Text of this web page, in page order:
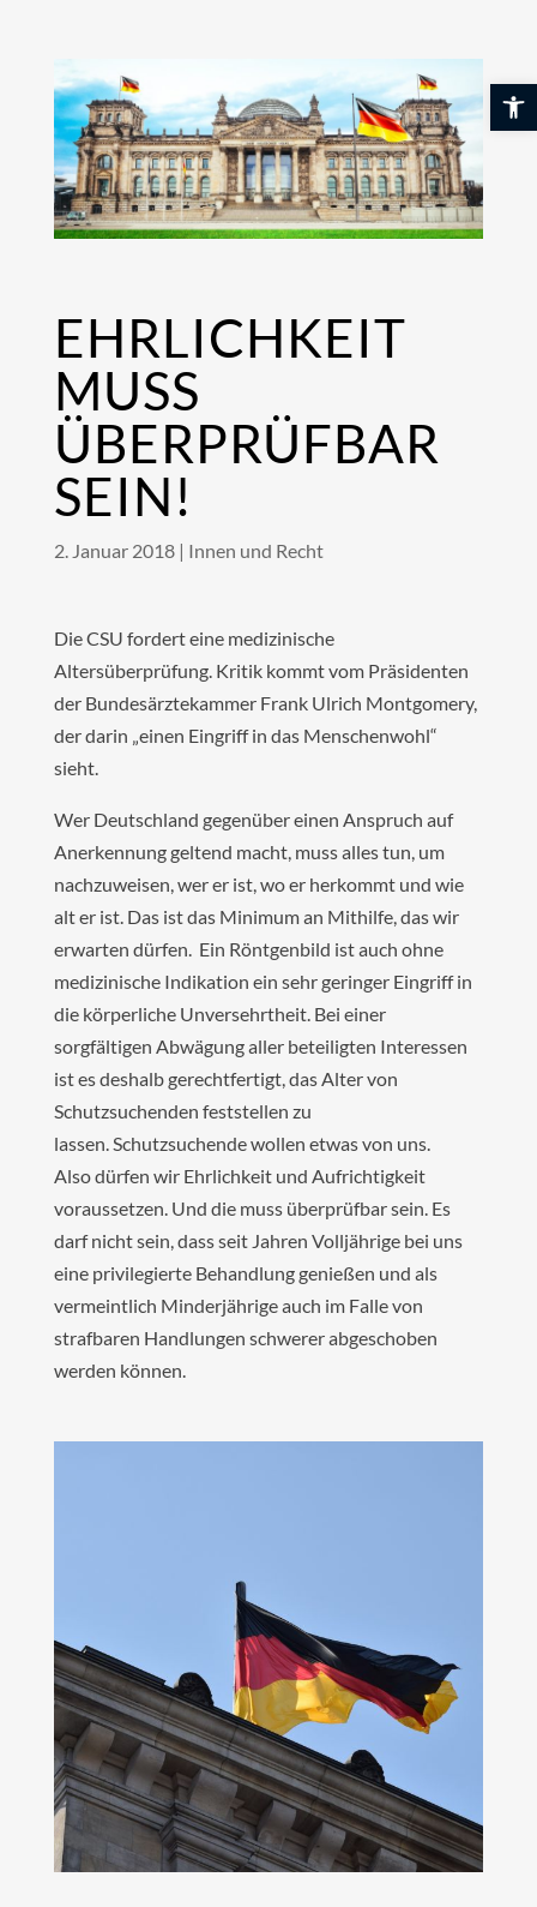
EHRLICHKEIT
MUSS
ÜBERPRÜFBAR
SEIN!
2. Januar 2018| Innen und Recht
Die CSU fordert eine medizinische
Altersüberprüfung. Kritik kommt vom Präsidenten
der Bundesärztekammer Frank Ulrich Montgomery,
der darin „einen Eingriff in das Menschenwohl“
sieht.
Wer Deutschland gegenüber einen Anspruch auf
Anerkennung geltend macht, muss alles tun, um
nachzuweisen, wer er ist, wo er herkommt und wie
alt er ist. Das ist das Minimum an Mithilfe, das wir
erwarten dürfen. Ein Röntgenbild ist auch ohne
medizinische Indikation ein sehr geringer Eingriff in
die körperliche Unversehrtheit. Bei einer
sorgfältigen Abwägung aller beteiligten Interessen
ist es deshalb gerechtfertigt, das Alter von
Schutzsuchenden feststellen zu
lassen. Schutzsuchende wollen etwas von uns.
Also dürfen wir Ehrlichkeit und Aufrichtigkeit
voraussetzen. Und die muss überprüfbar sein. Es
darf nicht sein, dass seit Jahren Volljährige bei uns
eine privilegierte Behandlung genießen und als
vermeintlich Minderjährige auch im Falle von
strafbaren Handlungen schwerer abgeschoben
werden können.